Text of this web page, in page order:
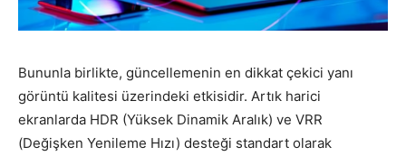
Bununla birlikte, güncellemenin en dikkat çekici yanı
görüntü kalitesi üzerindeki etkisidir. Artık harici
ekranlarda HDR (Yüksek Dinamik Aralık) ve VRR
(Değişken Yenileme Hızı) desteği standart olarak